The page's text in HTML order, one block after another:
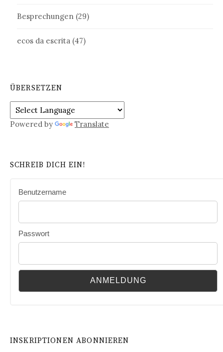
Besprechungen (29)
ecos da escrita (47)
ÜBERSETZEN
Powered by Translate
SCHREIB DICH EIN!
Benutzername
Passwort
INSKRIPTIONEN ABONNIEREN